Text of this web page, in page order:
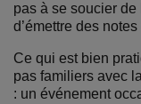
pas à se soucier
d’émettre des
Ce qui est bien
pas familiers avec
: un événement